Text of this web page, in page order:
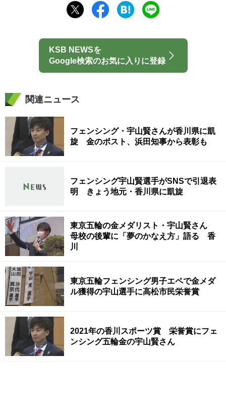
KSB NEWSを
Google検索のお気に入りに登録
関連ニュース
フェンシング・宇山賢さんが香川県に凱
旋 金のポスト、浜田知事から表彰も
フェンシング宇山賢選手がSNSで引退表
明 きょう地元・香川県に凱旋
東京五輪の金メダリスト・宇山賢さん
母校の後輩に「夢のかなえ方」語る 香
川
東京五輪フェンシング男子エペで金メダ
ル獲得の宇山選手に高松市民栄誉賞
2021年の香川スポーツ賞 栄誉賞にフェ
ンシング五輪金の宇山賢さん